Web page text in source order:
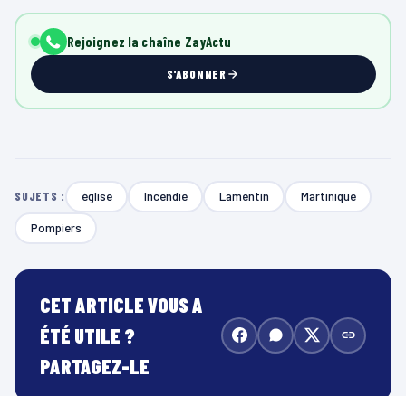
Rejoignez la chaîne ZayActu
S'ABONNER
SUJETS : église Incendie Lamentin Martinique
Pompiers
CET ARTICLE VOUS A
ÉTÉ UTILE ?
PARTAGEZ-LE